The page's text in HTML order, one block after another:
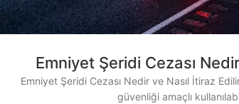
Emniyet Şeridi Cezası
Emniyet Şeridi Cezası Nedir ve Nasıl İtiraz
güvenliği amaçlı